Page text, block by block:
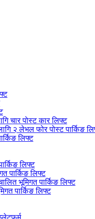
चार पोस्ट कार लिफ्ट
२ लेभल फोर पोस्ट पार्किङ
लिफ्ट
लिफ्ट
पार्किङ लिफ्ट
भूमिगत पार्किङ लिफ्ट
पार्किङ लिफ्ट